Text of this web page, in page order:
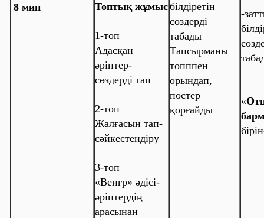
8 мин Топтық жұмыс
1-топ
Адасқан
әріптер-
сөздерді тап
2-топ
Жалғасын тап-
сәйкестендіру
3-топ
«Венгр» әдісі-
әріптердің
арасынан
білдіретін
сөздерді
табады
Тапсырманы
топппен
орындап,
постер
қорғайды
-
«